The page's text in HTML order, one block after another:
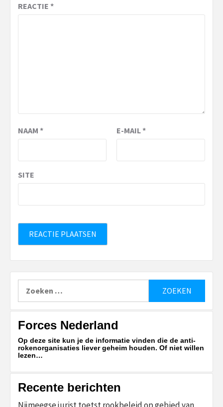
REACTIE *
NAAM * E-MAIL*
SITE
naar:
Forces Nederland
Op deze site kun je de informatie vinden die de anti-
rokenorganisaties liever geheim houden. Of niet willen
lezen…
Recente berichten
Nijmeegse jurist toetst rookbeleid op gebied van